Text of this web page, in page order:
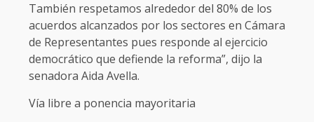
También respetamos alrededor del 80% de los
acuerdos alcanzados por los sectores en Cámara
de Representantes pues responde al ejercicio
democrático que defiende la reforma”, dijo la
senadora Aida Avella.
Vía libre a ponencia mayoritaria